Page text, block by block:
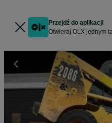
Przejdź do aplikacji
Otwieraj OLX jednym